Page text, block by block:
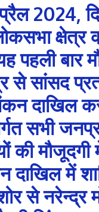
2024, दिन
क्षेत्र
पहली
से सांसद
दाखिल
सभी
की
दाखिल में
से नरेन्द्र